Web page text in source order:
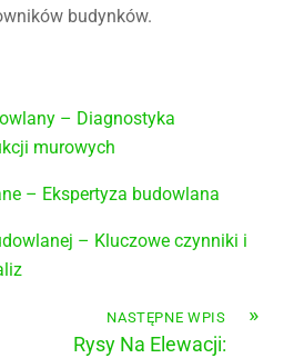
budynków.
– Diagnostyka
murowych
– Ekspertyza budowlana
– Kluczowe czynniki i
»
NASTĘPNE WPIS
Rysy Na Elewacji: